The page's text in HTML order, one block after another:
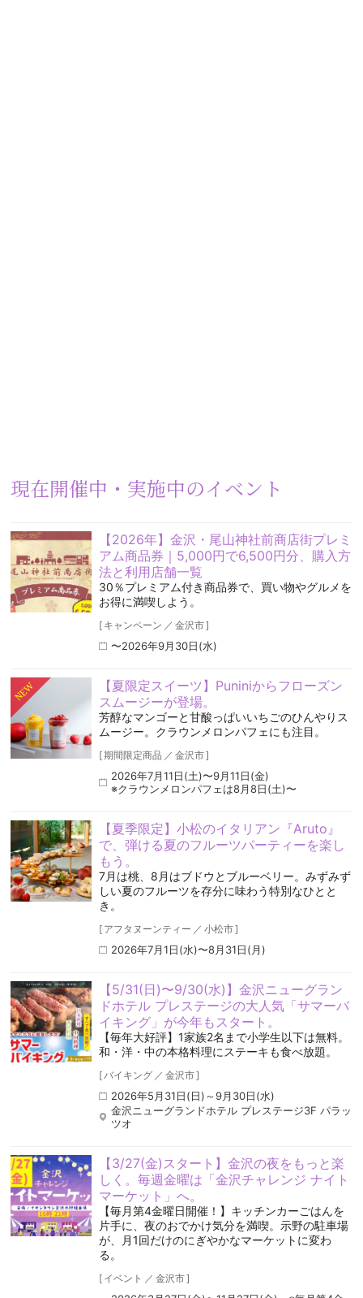
現在開催中・実施中のイベント
【2026年】金沢・尾山神社前商店街プレミ
アム商品券｜5,000円で6,500円分、購入方
法と利用店舗一覧
30％プレミアム付き商品券で、買い物やグルメを
お得に満喫しよう。
[ キャンペーン ／ 金沢市]
〜2026年9月30日(水)
NEW
【夏限定スイーツ】Puniniからフローズン
スムージーが登場。
芳醇なマンゴーと甘酸っぱいいちごのひんやりス
ムージー。クラウンメロンパフェにも注目。
[期間限定商品 ／ 金沢市]
2026年7月11日(土)〜9月11日(金)
※クラウンメロンパフェは8月8日(土)〜
【夏季限定】小松のイタリアン『Aruto』
で、弾ける夏のフルーツパーティーを楽し
もう。
7月は桃、8月はブドウとブルーベリー。みずみず
しい夏のフルーツを存分に味わう特別なひとと
き。
[ アフタヌーンティー ／ 小松市]
2026年7月1日(水)〜8月31日(月)
【5/31(日)〜9/30(水)】金沢ニューグラン
ドホテル プレステージの大人気「サマーバ
イキング」が今年もスタート。
【毎年大好評】1家族2名まで小学生以下は無料。
和・洋・中の本格料理にステーキも食べ放題。
[ バイキング ／ 金沢市]
2026年5月31日(日)～9月30日(水)
金沢ニューグランドホテル プレステージ3F パラッ
ツオ
【3/27(金)スタート】金沢の夜をもっと楽
しく。毎週金曜は「金沢チャレンジ ナイト
マーケット」へ。
【毎月第4金曜日開催！】キッチンカーごはんを
片手に、夜のおでかけ気分を満喫。示野の駐車場
が、月1回だけのにぎやかなマーケットに変わ
る。
[ イベント ／ 金沢市]